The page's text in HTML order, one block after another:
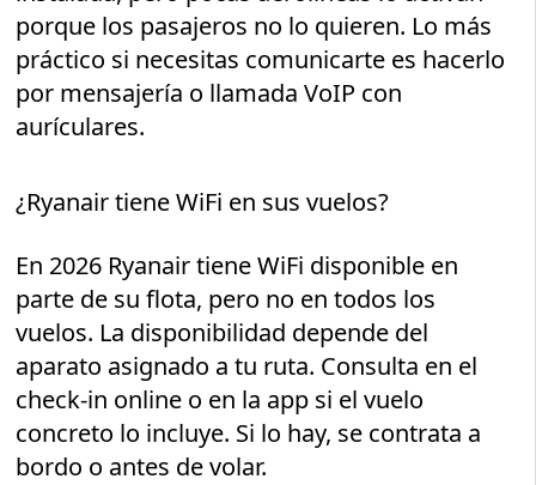
porque los pasajeros no lo quieren. Lo más
práctico si necesitas comunicarte es hacerlo
por mensajería o llamada VoIP con
aurículares.
¿Ryanair tiene WiFi en sus vuelos?
En 2026 Ryanair tiene WiFi disponible en
parte de su flota, pero no en todos los
vuelos. La disponibilidad depende del
aparato asignado a tu ruta. Consulta en el
check-in online o en la app si el vuelo
concreto lo incluye. Si lo hay, se contrata a
bordo o antes de volar.